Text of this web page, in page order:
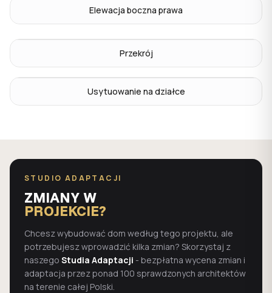
Elewacja boczna prawa
Przekrój
Usytuowanie na działce
STUDIO ADAPTACJI
ZMIANY W
PROJEKCIE?
Chcesz wybudować dom według tego projektu, ale
potrzebujesz wprowadzić kilka zmian? Skorzystaj z
naszego Studia Adaptacji - bezpłatna wycena zmian i
adaptacja przez ponad 100 sprawdzonych architektów
na terenie całej Polski.